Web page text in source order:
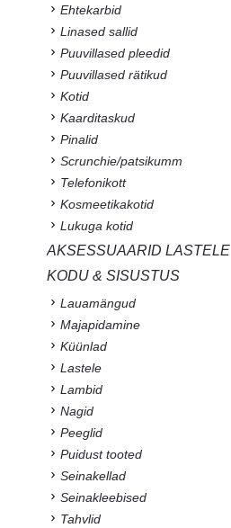
Ehtekarbid
Linased sallid
Puuvillased pleedid
Puuvillased rätikud
Kotid
Kaarditaskud
Pinalid
Scrunchie/patsikumm
Telefonikott
Kosmeetikakotid
Lukuga kotid
AKSESSUAARID LASTELE
KODU & SISUSTUS
Lauamängud
Majapidamine
Küünlad
Lastele
Lambid
Nagid
Peeglid
Puidust tooted
Seinakellad
Seinakleebised
Tahvlid